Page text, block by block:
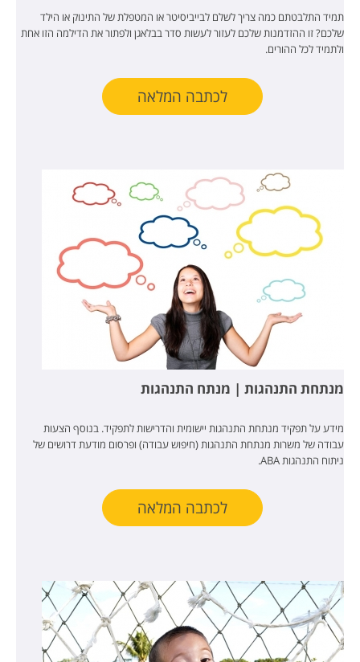
תמיד התלבטתם כמה צריך לשלם לבייביסיטר או המטפלת של התינוק או הילד
שלכם? זו ההזדמנות שלכם לעזור לעשות סדר בבלאגן ולפתור את הדילמה הזו אחת
ולתמיד לכל ההורים.
לכתבה המלאה
מנתחת התנהגות | מנתח התנהגות
מידע על תפקיד מנתחת התנהגות יישומית והדרישות לתפקיד. בנוסף הצעות
עבודה של משרות מנתחת התנהגות (חיפוש עבודה) ופרסום מודעת דרושים של
ניתוח התנהגות ABA.
לכתבה המלאה